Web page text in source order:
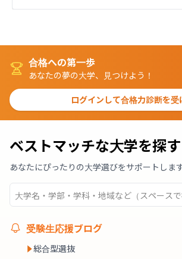
合格への第一歩
あなたの夢の大学、見つけよう！
ログインして合格力診断を受
ベストマッチな大学を探す
あなたにぴったりの大学選びをサポートしま
受験生応援ブログ
総合型選抜